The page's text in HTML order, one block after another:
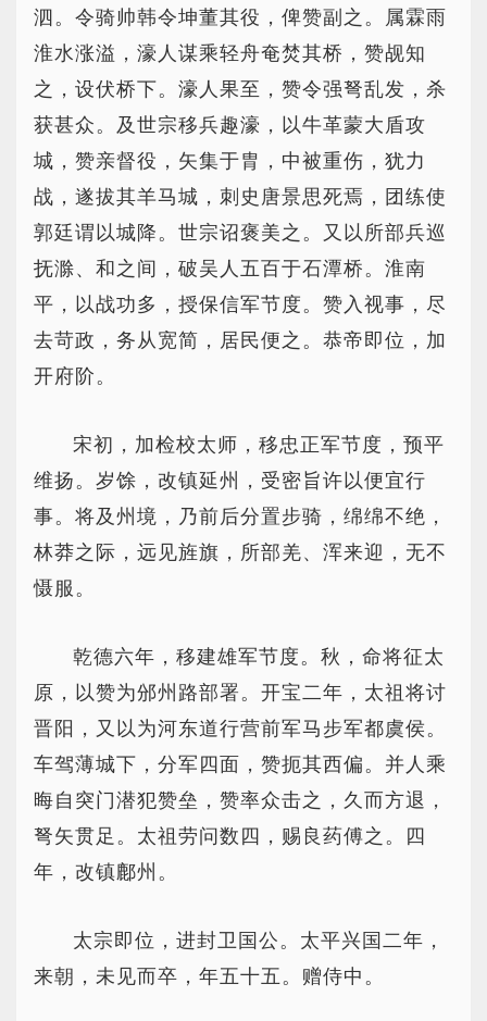
泗。令骑帅韩令坤董其役，俾赞副之。属霖雨
淮水涨溢，濠人谋乘轻舟奄焚其桥，赞觇知
之，设伏桥下。濠人果至，赞令强弩乱发，杀
获甚众。及世宗移兵趣濠，以牛革蒙大盾攻
城，赞亲督役，矢集于胄，中被重伤，犹力
战，遂拔其羊马城，刺史唐景思死焉，团练使
郭廷谓以城降。世宗诏褒美之。又以所部兵巡
抚滁、和之间，破吴人五百于石潭桥。淮南
平，以战功多，授保信军节度。赞入视事，尽
去苛政，务从宽简，居民便之。恭帝即位，加
开府阶。
宋初，加检校太师，移忠正军节度，预平
维扬。岁馀，改镇延州，受密旨许以便宜行
事。将及州境，乃前后分置步骑，绵绵不绝，
林莽之际，远见旌旗，所部羌、浑来迎，无不
慑服。
乾德六年，移建雄军节度。秋，命将征太
原，以赞为邠州路部署。开宝二年，太祖将讨
晋阳，又以为河东道行营前军马步军都虞侯。
车驾薄城下，分军四面，赞扼其西偏。并人乘
晦自突门潜犯赞垒，赞率众击之，久而方退，
弩矢贯足。太祖劳问数四，赐良药傅之。四
年，改镇鄜州。
太宗即位，进封卫国公。太平兴国二年，
来朝，未见而卒，年五十五。赠侍中。